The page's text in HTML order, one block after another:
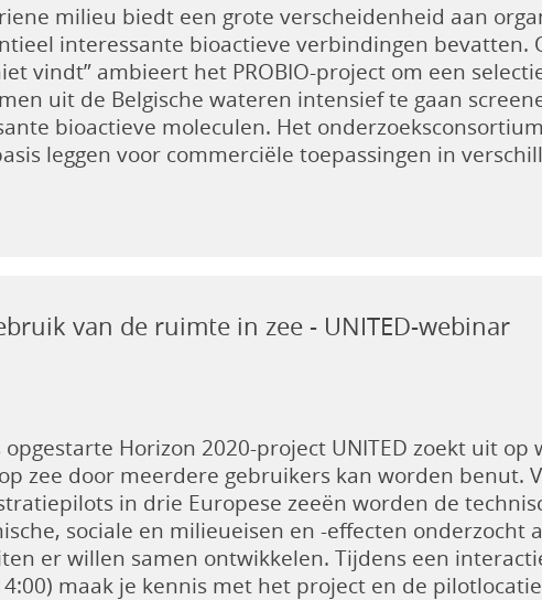
milieu biedt een grote verscheidenheid aan
interessante bioactieve verbindingen bevatten.
vindt” ambieert het PROBIO-project om een
uit de Belgische wateren intensief te gaan
bioactieve moleculen. Het
leggen voor commerciële toepassingen in
van de ruimte in zee - UNITED-webinar
opgestarte Horizon 2020-project UNITED zoekt uit op
zee door meerdere gebruikers kan worden benut.
in drie Europese zeeën worden de
sociale en milieueisen en -effecten onderzocht
er willen samen ontwikkelen. Tijdens een
maak je kennis met het project en de